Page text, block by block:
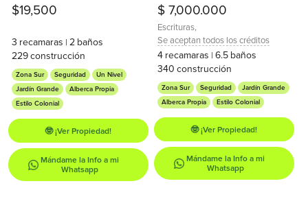
$19,500
3 recamaras | 2 baños
229construcción
Zona Sur Seguridad
Un Nivel
Jardín Grande
Alberca Propia
Estilo Colonial
🤓 ¡Ver Propiedad!
Mándame la Info a mi
Whatsapp
$ 7,000.000
Escrituras,
Se aceptan todos los créditos
4 recamaras | 6.5 baños
340 construcción
Zona Sur Seguridad
Jardín Grande
Alberca Propia
Estilo Colonial
🤓 ¡Ver Propiedad!
Mándame la Info a mi
Whatsapp